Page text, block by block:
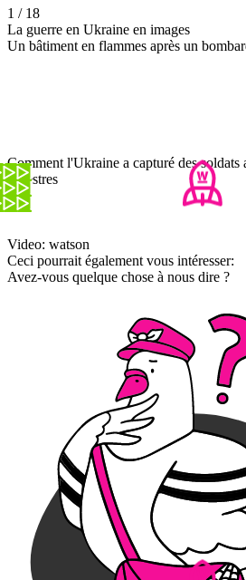
1 / 18
La guerre en Ukraine en images
Un bâtiment en flammes après un
Comment l'Ukraine a capturé des soldats
terrestres
Video: watson
Ceci pourrait également vous intéresser:
Avez-vous quelque chose à nous dire ?